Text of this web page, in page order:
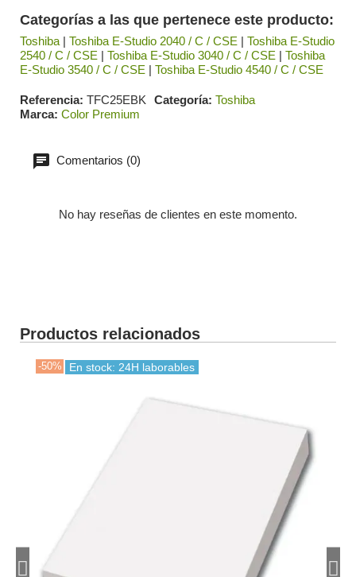
Categorías a las que pertenece este producto:
Toshiba | Toshiba E-Studio 2040 / C / CSE | Toshiba E-Studio
2540 / C / CSE | Toshiba E-Studio 3040 / C / CSE | Toshiba
E-Studio 3540 / C / CSE | Toshiba E-Studio 4540 / C / CSE
Referencia TFC25EBK Categoría Toshiba
Marca Color Premium
Comentarios (0)
No hay reseñas de clientes en este momento.
Productos relacionados
-50% En stock: 24H laborables